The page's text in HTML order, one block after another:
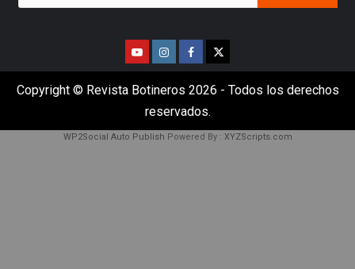
Copyright © Revista Botineros 2026 - Todos los derechos
reservados.
WP2Social Auto Publish Powered By : XYZScripts.com